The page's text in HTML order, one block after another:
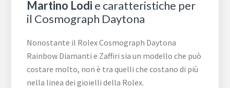
Martino Lodi e caratteristiche per
il Cosmograph Daytona
Nonostante il Rolex Cosmograph Daytona
Rainbow Diamanti e Zaffiri sia un modello che può
costare molto, non è tra quelli che costano di più
nella linea dei gioielli della Rolex.